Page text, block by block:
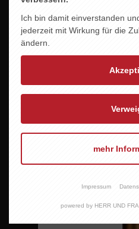
KÜNSTLER
10,95
Ich bin damit einverstanden
jederzeit mit Wirkung für die
ändern.
mehr
Impressum
powered by HERR UND